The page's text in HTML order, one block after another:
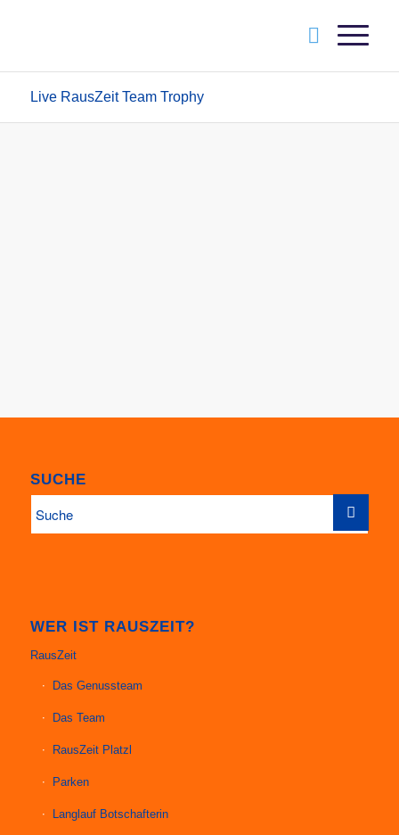
Live RausZeit Team Trophy
SUCHE
WER IST RAUSZEIT?
RausZeit
Das Genussteam
Das Team
RausZeit Platzl
Parken
Langlauf Botschafterin